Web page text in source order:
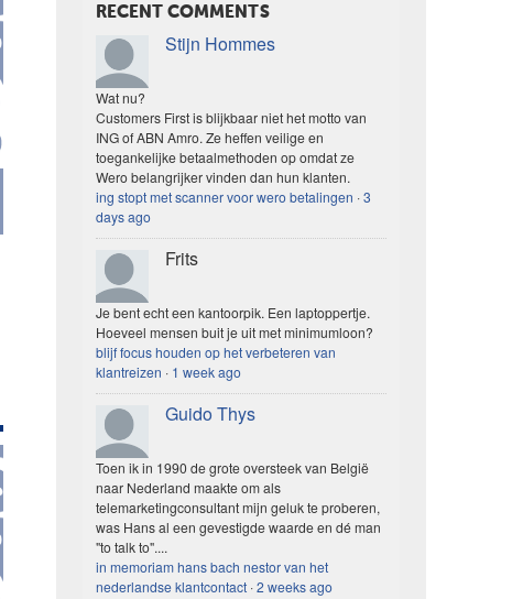
RECENT COMMENTS
Stijn Hommes
Wat nu?
Customers First is blijkbaar niet het motto van
ING of ABN Amro. Ze heffen veilige en
toegankelijke betaalmethoden op omdat ze
Wero belangrijker vinden dan hun klanten.
ing stopt met scanner voor wero betalingen ·3
days ago
Frits
Je bent echt een kantoorpik. Een laptoppertje.
Hoeveel mensen buit je uit met minimumloon?
blijf focus houden op het verbeteren van
klantreizen · 1 week ago
Guido Thys
Toen ik in 1990 de grote oversteek van België
naar Nederland maakte om als
telemarketingconsultant mijn geluk te proberen,
was Hans al een gevestigde waarde en dé man
"to talk to"....
in memoriam hans bach nestor van het
nederlandse klantcontact ·2 weeks ago